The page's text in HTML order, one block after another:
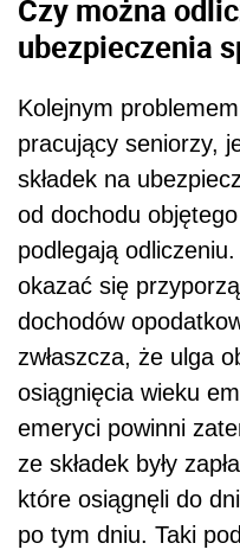
Czy można
ubezpieczenia
Kolejnym
pracujący seniorzy,
składek na
od dochodu
podlegają
okazać się
dochodów
zwłaszcza, że ulga
osiągnięcia wieku
emeryci powinni
ze składek były
które osiągnęli do
po tym dniu. Taki